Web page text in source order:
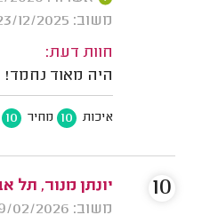
משוב: 23/12/2025
חוות דעת:
היה מאוד נחמד!
איכות 10 מחיר 10
יונתן מנור, תל
משוב: 09/02/2026
10